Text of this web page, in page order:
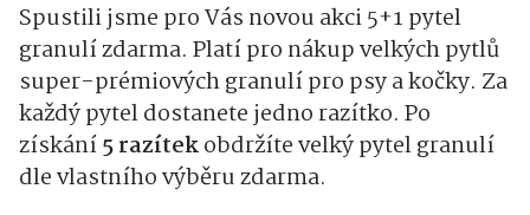
Spustili jsme pro Vás novou akci 5+1 pytel
granulí zdarma. Platí pro nákup velkých pytlů
super-prémiových granulí pro psy a kočky. Za
každý pytel dostanete jedno razítko. Po
získání5 razítekobdržíte velký pytel granulí
dle vlastního výběru zdarma.